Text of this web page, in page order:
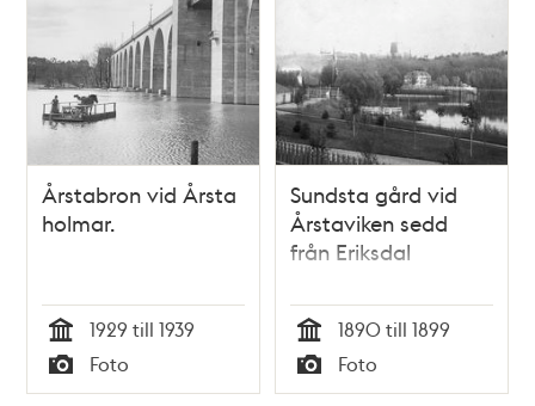
Årstabron vid Årsta
holmar.
Tid
1929 till 1939
Typ
Foto
Sundsta gård vid
Årstaviken sedd
från Eriksdal
Tid
1890 till 1899
Typ
Foto